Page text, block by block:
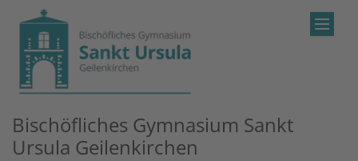
Zum Inhalt springen
Bischöfliches Gymnasium Sankt
Ursula Geilenkirchen